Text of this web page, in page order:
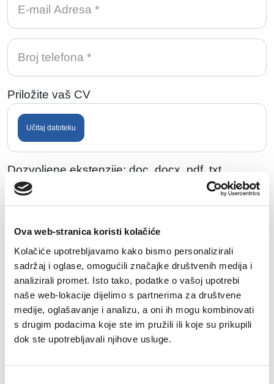
Ova web-stranica koristi kolačiće
Kolačiće upotrebljavamo kako bismo personalizirali
sadržaj i oglase, omogućili značajke društvenih medija i
analizirali promet. Isto tako, podatke o vašoj upotrebi
naše web-lokacije dijelimo s partnerima za društvene
medije, oglašavanje i analizu, a oni ih mogu kombinovati
s drugim podacima koje ste im pružili ili koje su prikupili
dok ste upotrebljavali njihove usluge.
Priložite vaš CV
Učitaj datoteku
Dozvoljene ekstenzije: doc, docx, pdf, txt.
Maksimalna veličina datoteke: 50MB.
poziciju na koju se prijavljujete?
Koja su Vaša finansijska očekivanja?
Jeste li spremni na relokaciju?